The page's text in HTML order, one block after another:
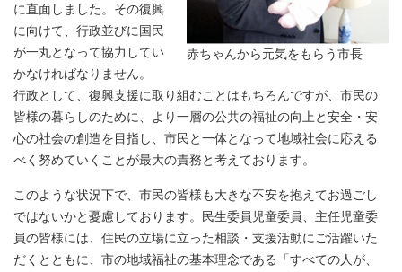
赤ちゃんから元気をもらう市長
に直面しました。その復興
に向けて、行政並びに国民
が一丸となって協力してい
かなければなりません。
行政として、復興支援に取り組むことはもちろんですが、市民の
皆様の暮らしのために、より一層の公共の福祉の向上と安全・安
心の社会の創造を目指し、市民と一体となって地域社会に応える
べく努めていくことが最大の責務と考えております。
このような状況下で、市民の皆様も大きな不安を抱えてお過ごし
ではないかと憂慮しております。民生委員児童委員、主任児童委
員の皆様には、住民の立場に立った相談・支援活動にご活躍いた
だくとともに、市の地域福祉の基本理念である「すべての人が、